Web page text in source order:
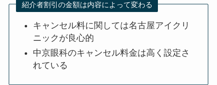
紹介者割引の金額は内容によって変わる
キャンセル料に関しては名古屋アイクリ
ニックが良心的
中京眼科のキャンセル料金は高く設定さ
れている